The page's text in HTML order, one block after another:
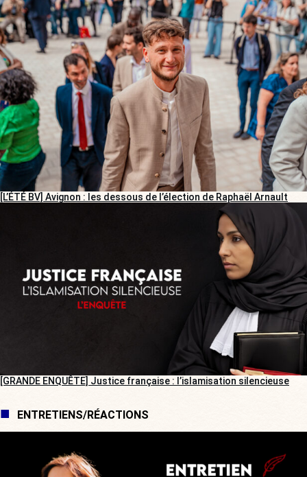
[L’ÉTÉ BV] Avignon : les dessous de l’élection de Raphaël Arnault
[GRANDE ENQUÊTE] Justice française : l’islamisation silencieuse
ENTRETIENS/RÉACTIONS